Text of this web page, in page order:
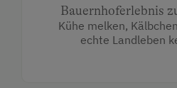
Bauernhoferlebnis
Kühe melken,
echte Landleben